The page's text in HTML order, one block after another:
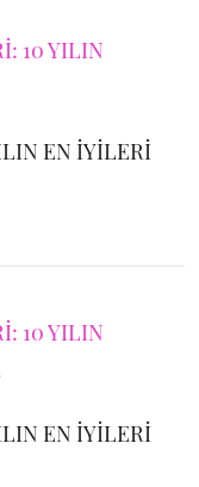
EN İYİLERİ
EN İYİLERİ